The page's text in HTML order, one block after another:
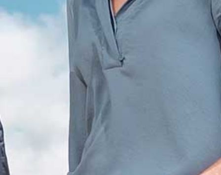
JOUW VERHAAL
PROGRAMMA INHOUD
SELECTIEPROCEDURE
JOUW TOEKOMST
INSCHRIJVEN
ONZE TRAINEES